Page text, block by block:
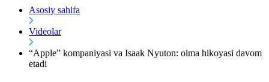
Asosiy sahifa
Videolar
“Apple” kompaniyasi va Isaak Nyuton: olma hikoyasi davom
etadi